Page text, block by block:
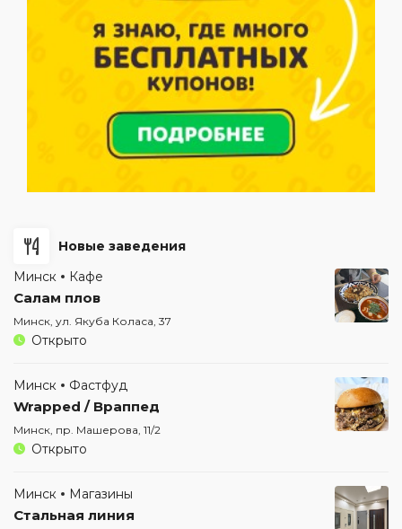
Новые заведения
Минск
Кафе
Салам плов
Минск, ул. Якуба Коласа, 37
Открыто
Минск Фастфуд
Wrapped / Враппед
Минск, пр. Машерова, 11/2
Открыто
Минск Магазины
Стальная линия